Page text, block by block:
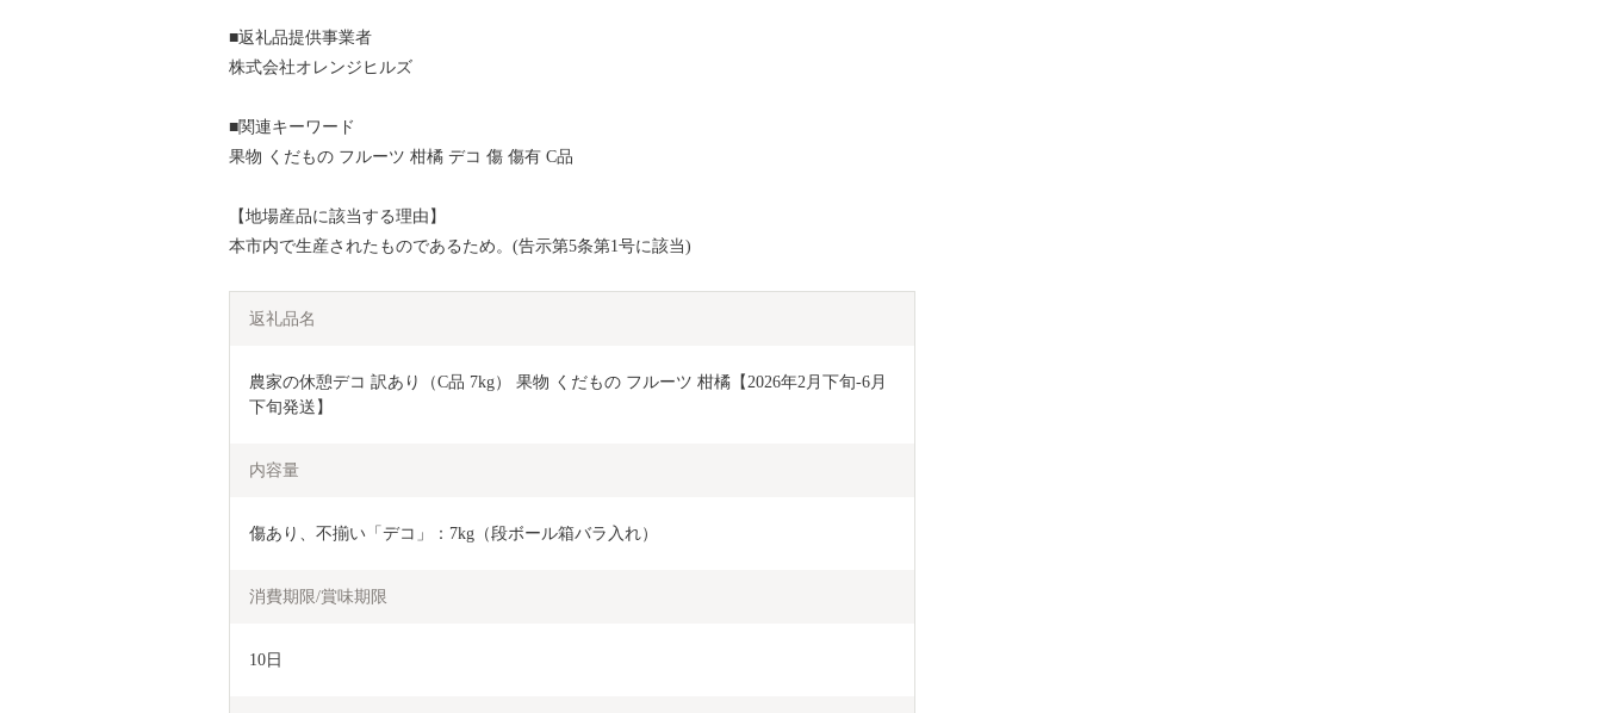
■返礼品提供事業者
株式会社オレンジヒルズ
■関連キーワード
果物 くだもの フルーツ 柑橘 デコ 傷 傷有 C品
【地場産品に該当する理由】
本市内で生産されたものであるため。(告示第5条第1号に該当)
返礼品名
農家の休憩デコ 訳あり（C品 7kg） 果物 くだもの フルーツ 柑橘【2026年2月下旬-6月
下旬発送】
内容量
傷あり、不揃い「デコ」：7kg（段ボール箱バラ入れ）
消費期限/賞味期限
10日